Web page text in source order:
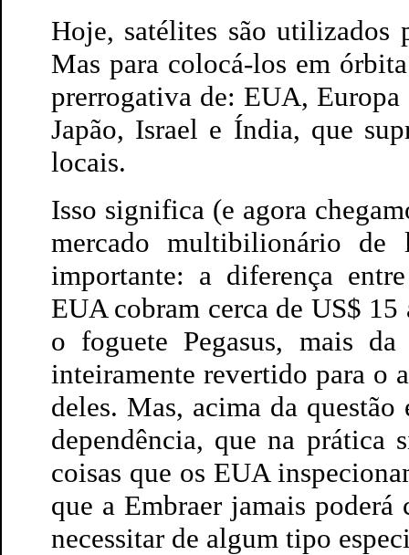
Hoje, satélites são utilizados
Mas para colocá-los em
prerrogativa de: EUA,
Japão, Israel e Índia, que
locais.
Isso significa (e agora
mercado multibilionário de
importante: a diferença
EUA cobram cerca de US$
o foguete Pegasus, mais
inteiramente revertido para o
deles. Mas, acima da
dependência, que na prática
coisas que os EUA
que a Embraer jamais
necessitar de algum tipo